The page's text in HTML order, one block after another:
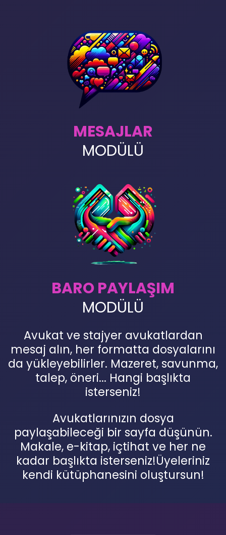
MESAJLAR
MODÜLÜ
BARO PAYLAŞIM
MODÜLÜ
Avukat ve stajyer avukatlardan
mesaj alın, her formatta dosyalarını
da yükleyebilirler. Mazeret, savunma,
talep, öneri... Hangi başlıkta
isterseniz!
Avukatlarınızın dosya
paylaşabileceği bir sayfa düşünün.
Makale, e-kitap, içtihat ve her ne
kadar başlıkta isterseniz!Üyeleriniz
kendi kütüphanesini oluştursun!